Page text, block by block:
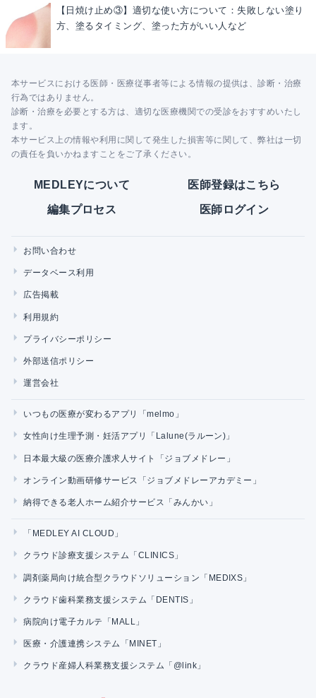
【日焼け止め③】適切な使い方について：失敗しない塗り
方、塗るタイミング、塗った方がいい人など
本サービスにおける医師・医療従事者等による情報の提供は、診断・治療
行為ではありません。
診断・治療を必要とする方は、適切な医療機関での受診をおすすめいたし
ます。
本サービス上の情報や利用に関して発生した損害等に関して、弊社は一切
の責任を負いかねますことをご了承ください。
MEDLEYについて 医師登録はこちら
編集プロセス 医師ログイン
お問い合わせ
データベース利用
広告掲載
利用規約
プライバシーポリシー
外部送信ポリシー
運営会社
いつもの医療が変わるアプリ「melmo」
女性向け生理予測・妊活アプリ「Lalune(ラルーン)」
日本最大級の医療介護求人サイト「ジョブメドレー」
オンライン動画研修サービス「ジョブメドレーアカデミー」
納得できる老人ホーム紹介サービス「みんかい」
「MEDLEY AI CLOUD」
クラウド診療支援システム「CLINICS」
調剤薬局向け統合型クラウドソリューション「MEDIXS」
クラウド歯科業務支援システム「DENTIS」
病院向け電子カルテ「MALL」
医療・介護連携システム「MINET」
クラウド産婦人科業務支援システム「@link」